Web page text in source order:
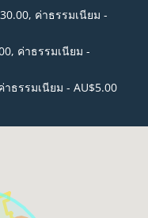
ค่าธรรมเนียม -
ค่าธรรมเนียม -
ธรรมเนียม - AU$5.00